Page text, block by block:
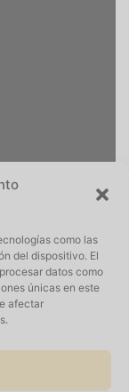
como las
del dispositivo. El
datos como
únicas en este
afectar